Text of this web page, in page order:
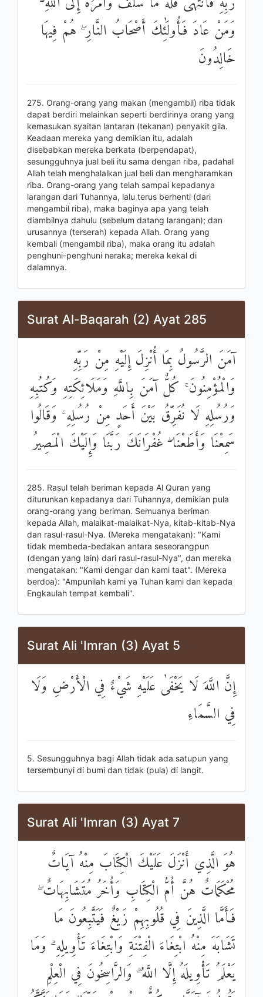
وَمَنْ عَادَ فَأُولَٰئِكَ أَصْحَابُ النَّارِ ۖ هُمْ فِيهَا
خَالِدُونَ
275. Orang-orang yang makan (mengambil) riba tidak
dapat berdiri melainkan seperti berdirinya orang yang
kemasukan syaitan lantaran (tekanan) penyakit gila.
Keadaan mereka yang demikian itu, adalah
disebabkan mereka berkata (berpendapat),
sesungguhnya jual beli itu sama dengan riba, padahal
Allah telah menghalalkan jual beli dan mengharamkan
riba. Orang-orang yang telah sampai kepadanya
larangan dari Tuhannya, lalu terus berhenti (dari
mengambil riba), maka baginya apa yang telah
diambilnya dahulu (sebelum datang larangan); dan
urusannya (terserah) kepada Allah. Orang yang
kembali (mengambil riba), maka orang itu adalah
penghuni-penghuni neraka; mereka kekal di
dalamnya.
Surat Al-Baqarah (2) Ayat 285
آمَنَ الرَّسُولُ بِمَا أُنْزِلَ إِلَيْهِ مِنْ رَبِّهِ
وَالْمُؤْمِنُونَ ۚ كُلٌّ آمَنَ بِاللَّهِ وَمَلَائِكَتِهِ وَكُتُبِهِ
وَرُسُلِهِ لَا نُفَرِّقُ بَيْنَ أَحَدٍ مِنْ رُسُلِهِ ۚ وَقَالُوا
سَمِعْنَا وَأَطَعْنَا ۖ غُفْرَانَكَ رَبَّنَا وَإِلَيْكَ الْمَصِيرُ
285. Rasul telah beriman kepada Al Quran yang
diturunkan kepadanya dari Tuhannya, demikian pula
orang-orang yang beriman. Semuanya beriman
kepada Allah, malaikat-malaikat-Nya, kitab-kitab-Nya
dan rasul-rasul-Nya. (Mereka mengatakan): "Kami
tidak membeda-bedakan antara seseorangpun
(dengan yang lain) dari rasul-rasul-Nya", dan mereka
mengatakan: "Kami dengar dan kami taat". (Mereka
berdoa): "Ampunilah kami ya Tuhan kami dan kepada
Engkaulah tempat kembali".
Surat Ali 'Imran (3) Ayat 5
إِنَّ اللَّهَ لَا يَخْفَىٰ عَلَيْهِ شَيْءٌ فِي الْأَرْضِ وَلَا
فِي السَّمَاءِ
5. Sesungguhnya bagi Allah tidak ada satupun yang
tersembunyi di bumi dan tidak (pula) di langit.
Surat Ali 'Imran (3) Ayat 7
هُوَ الَّذِي أَنْزَلَ عَلَيْكَ الْكِتَابَ مِنْهُ آيَاتٌ
مُحْكَمَاتٌ هُنَّ أُمُّ الْكِتَابِ وَأُخَرُ مُتَشَابِهَاتٌ ۖ
فَأَمَّا الَّذِينَ فِي قُلُوبِهِمْ زَيْغٌ فَيَتَّبِعُونَ مَا
تَشَابَهَ مِنْهُ ابْتِغَاءَ الْفِتْنَةِ وَابْتِغَاءَ تَأْوِيلِهِ ۗ وَمَا
يَعْلَمُ تَأْوِيلَهُ إِلَّا اللَّهُ ۗ وَالرَّاسِخُونَ فِي الْعِلْمِ